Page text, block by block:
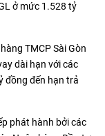
ở mức 1.528 tỷ
TMCP Sài Gòn
dài hạn với các
đồng đến hạn trả
phát hành bởi các